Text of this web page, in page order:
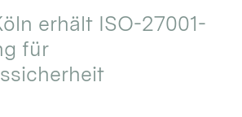
erhält ISO-27001-
für